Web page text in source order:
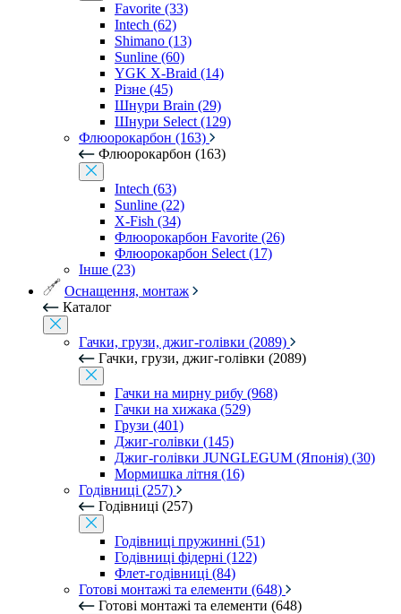
Favorite (33)
Intech (62)
Shimano (13)
Sunline (60)
YGK X-Braid (14)
Різне (45)
Шнури Brain (29)
Шнури Select (129)
Флюорокарбон (163)
Флюорокарбон (163)
Intech (63)
Sunline (22)
X-Fish (34)
Флюорокарбон Favorite (26)
Флюорокарбон Select (17)
Інше (23)
Оснащення, монтаж
Каталог
Гачки, грузи, джиг-голівки (2089)
Гачки, грузи, джиг-голівки (2089)
Гачки на мирну рибу (968)
Гачки на хижака (529)
Грузи (401)
Джиг-голівки (145)
Джиг-голівки JUNGLEGUM (Японія) (30)
Мормишка літня (16)
Годівниці (257)
Годівниці (257)
Годівниці пружинні (51)
Годівниці фідерні (122)
Флет-годівниці (84)
Готові монтажі та елементи (648)
Готові монтажі та елементи (648)